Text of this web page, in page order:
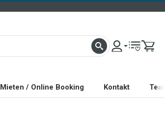
Mieten / Online Booking Kontakt